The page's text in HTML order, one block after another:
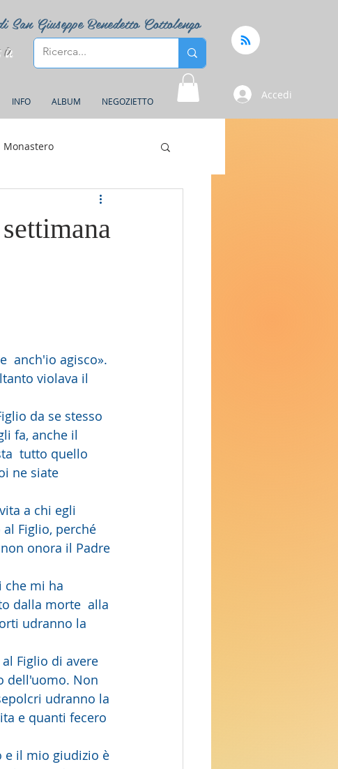
San Giuseppe Benedetto Cottolengo
INFO ALBUM NEGOZIETTO
Accedi
Monastero
anch'io agisco».
violava il
fa, anche il
tutto quello
ne siate
Figlio, perché
onora il Padre
dalla morte  alla
udranno la
dell'uomo. Non
udranno la
e quanti fecero